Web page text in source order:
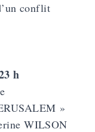
conflit
h
»
WILSON